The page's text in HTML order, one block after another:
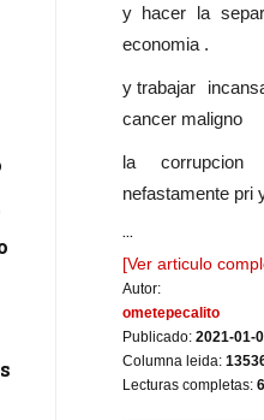
y hacer la
economia .
y trabajar
cancer maligno
la corrupcion
nefastamente pri
...
[Ver articulo
Autor:
ometepecalito
Publicado: 2021-01-
Columna leida:
Lecturas completas: